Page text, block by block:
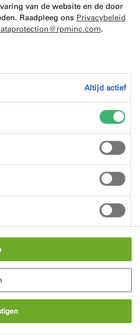
van de website en de door
Raadpleeg ons Privacybeleid
.
Altijd actief